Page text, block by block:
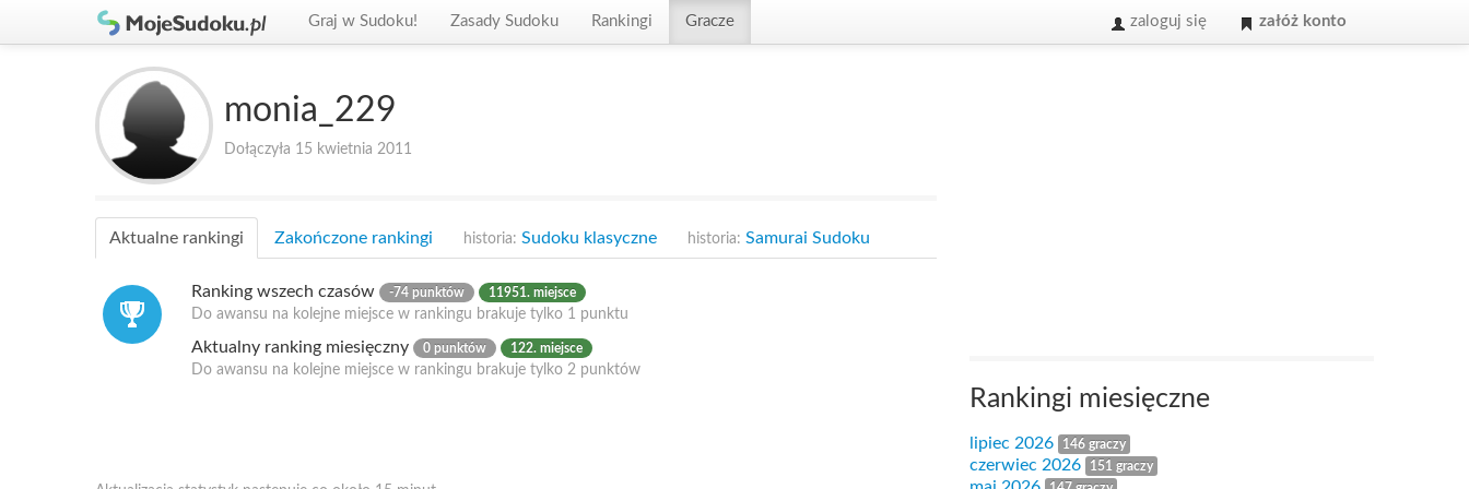
Graj w Sudoku! Zasady Sudoku Rankingi Gracze zaloguj się załóż konto
monia_229
Dołączyła 15 kwietnia 2011
Aktualne rankingi Zakończone rankingi historia: Sudoku klasyczne historia: Samurai Sudoku
Ranking wszech czasów -74 punktów 11951. miejsce
Do awansu na kolejne miejsce w rankingu brakuje tylko 1 punktu
Aktualny ranking miesięczny 0 punktów 122. miejsce
Do awansu na kolejne miejsce w rankingu brakuje tylko 2 punktów
Rankingi miesięczne
lipiec 2026 146 graczy
czerwiec 2026 151 graczy